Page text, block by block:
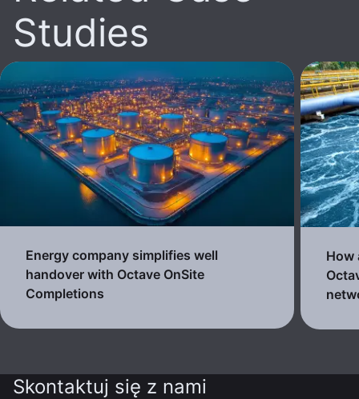
Studies
Energy company simplifies well
handover with Octave OnSite
Completions
How
Skontaktuj się z nami